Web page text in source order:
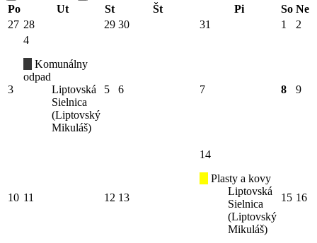
Po
Ut St Št Pi So Ne
27 28 29 30 31 1 2
3
4
Komunálny
odpad
Liptovská
Sielnica
(Liptovský
Mikuláš)
5 6 7 8 9
10 11 12 13
14
Plasty a kovy
Liptovská
Sielnica
(Liptovský
Mikuláš)
15 16